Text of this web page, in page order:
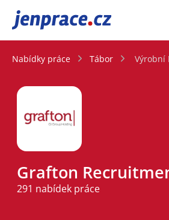
JenPráce.cz
Nabídky práce Tábor Výrobní
Grafton
291 nabídek práce